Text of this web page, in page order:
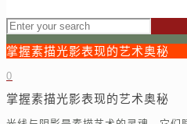
掌握素描光影表现的艺术奥秘
0
掌握素描光影表现的艺术奥秘